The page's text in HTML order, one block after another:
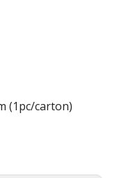
(1pc/carton)